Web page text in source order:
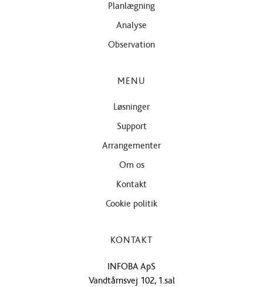
Planlægning
Analyse
Observation
MENU
Løsninger
Support
Arrangementer
Om os
Kontakt
Cookie politik
KONTAKT
INFOBA ApS
Vandtårnsvej 102, 1.sal